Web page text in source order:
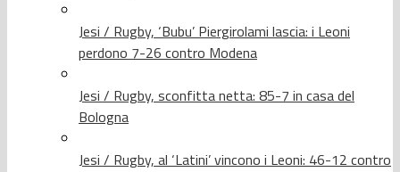
Jesi / Rugby, ‘Bubu’ Piergirolami lascia: i Leoni
perdono 7-26 contro Modena
Jesi / Rugby, sconfitta netta: 85-7 in casa del
Bologna
Jesi / Rugby, al ‘Latini’ vincono i Leoni: 46-12 contro